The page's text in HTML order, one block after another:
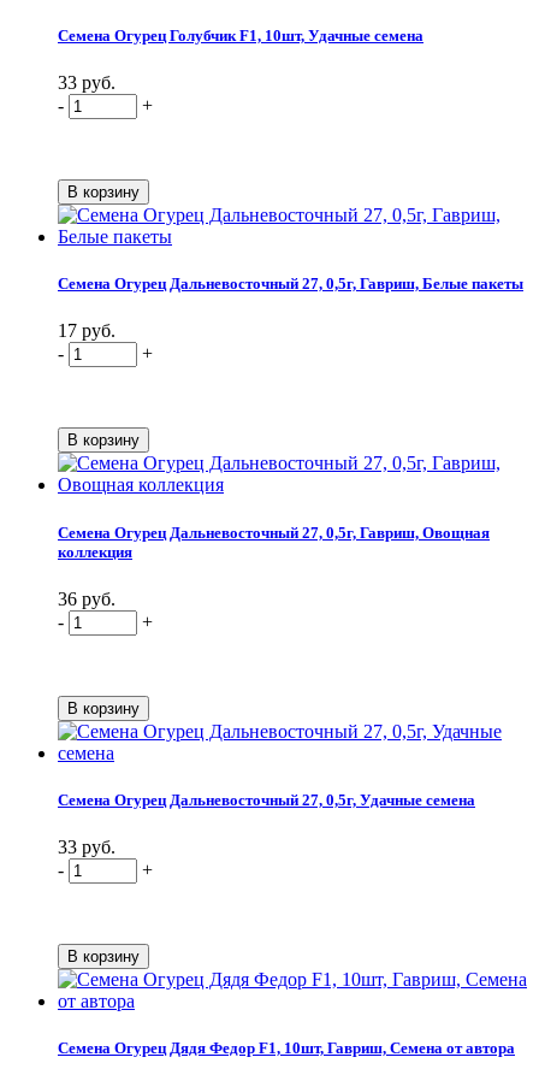
Семена Огурец Голубчик F1, 10шт, Удачные семена
33 руб.
-
+
Семена Огурец Дальневосточный 27, 0,5г, Гавриш, Белые пакеты
17 руб.
-
+
Семена Огурец Дальневосточный 27, 0,5г, Гавриш, Овощная
коллекция
36 руб.
-
+
Семена Огурец Дальневосточный 27, 0,5г, Удачные семена
33 руб.
-
+
Семена Огурец Дядя Федор F1, 10шт, Гавриш, Семена от автора